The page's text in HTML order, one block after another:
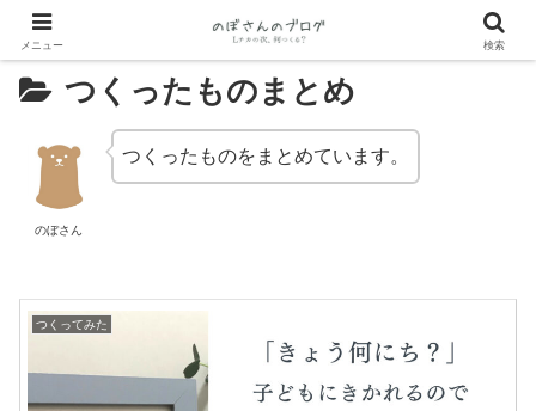
つくったものまとめ
のぼさん
つくったものをまとめています。
つくってみた
メニュー 検索